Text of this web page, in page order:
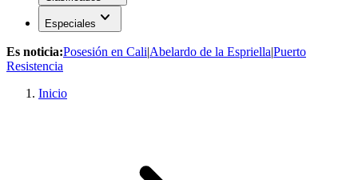
Especiales expand_more
Es noticia:Posesión en Cali|Abelardo de la Espriella|Puerto
Resistencia
Inicio